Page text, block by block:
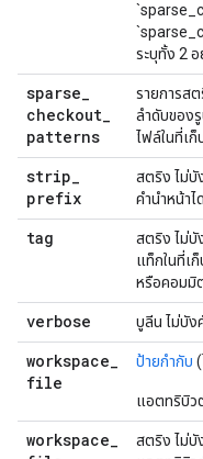
ระบุทั้ง 2 อ
sparse_
checkout_
patterns
รายการส
ลำดับของ
ไฟล์ในที่เก็
strip_
prefix
สตริง ไม่บั
คำนำหน้า
tag
สตริง ไม่บั
แท็กในที่เ
หรือคอมมิ
verbose บูลีน ไม่บัง
workspace_
file
ป้ายกำกับ
แอตทริบิว
workspace_
สตริง ไม่บั